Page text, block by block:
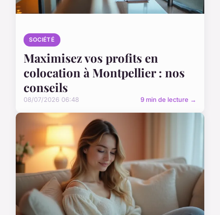
SOCIÉTÉ
Maximisez vos profits en
colocation à Montpellier : nos
conseils
08/07/2026 06:48 9 min de lecture →